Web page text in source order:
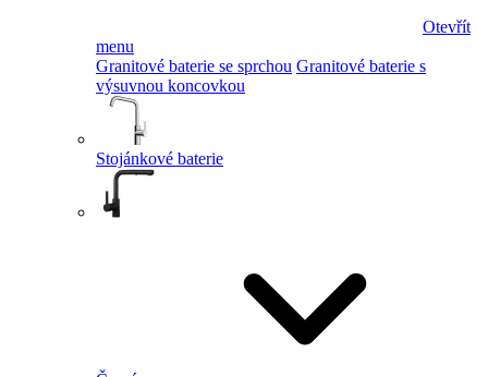
Otevřít
menu
Granitové baterie se sprchou Granitové baterie s
výsuvnou koncovkou
Stojánkové baterie